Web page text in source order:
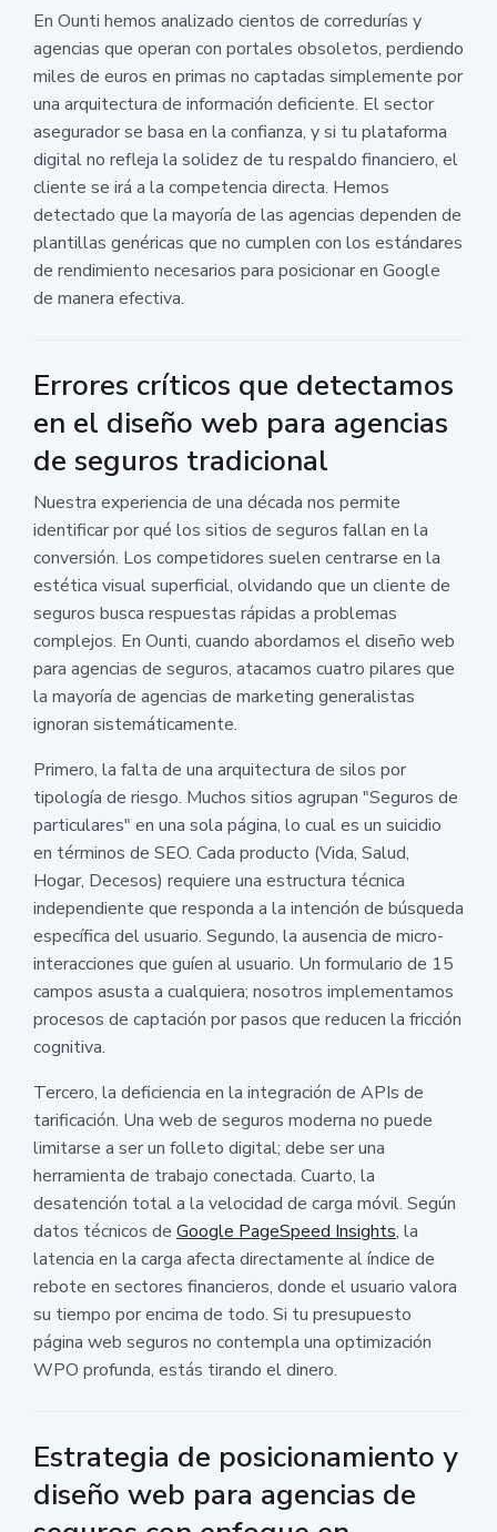
En Ounti hemos analizado cientos de corredurías y
agencias que operan con portales obsoletos, perdiendo
miles de euros en primas no captadas simplemente por
una arquitectura de información deficiente. El sector
asegurador se basa en la confianza, y si tu plataforma
digital no refleja la solidez de tu respaldo financiero, el
cliente se irá a la competencia directa. Hemos
detectado que la mayoría de las agencias dependen de
plantillas genéricas que no cumplen con los estándares
de rendimiento necesarios para posicionar en Google
de manera efectiva.
Errores críticos que detectamos
en el diseño web para agencias
de seguros tradicional
Nuestra experiencia de una década nos permite
identificar por qué los sitios de seguros fallan en la
conversión. Los competidores suelen centrarse en la
estética visual superficial, olvidando que un cliente de
seguros busca respuestas rápidas a problemas
complejos. En Ounti, cuando abordamos el diseño web
para agencias de seguros, atacamos cuatro pilares que
la mayoría de agencias de marketing generalistas
ignoran sistemáticamente.
Primero, la falta de una arquitectura de silos por
tipología de riesgo. Muchos sitios agrupan "Seguros de
particulares" en una sola página, lo cual es un suicidio
en términos de SEO. Cada producto (Vida, Salud,
Hogar, Decesos) requiere una estructura técnica
independiente que responda a la intención de búsqueda
específica del usuario. Segundo, la ausencia de micro-
interacciones que guíen al usuario. Un formulario de 15
campos asusta a cualquiera; nosotros implementamos
procesos de captación por pasos que reducen la fricción
cognitiva.
Tercero, la deficiencia en la integración de APIs de
tarificación. Una web de seguros moderna no puede
limitarse a ser un folleto digital; debe ser una
herramienta de trabajo conectada. Cuarto, la
desatención total a la velocidad de carga móvil. Según
datos técnicos de Google PageSpeed Insights, la
latencia en la carga afecta directamente al índice de
rebote en sectores financieros, donde el usuario valora
su tiempo por encima de todo. Si tu presupuesto
página web seguros no contempla una optimización
WPO profunda, estás tirando el dinero.
Estrategia de posicionamiento y
diseño web para agencias de